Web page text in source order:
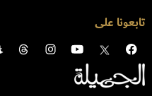
تابعونا على